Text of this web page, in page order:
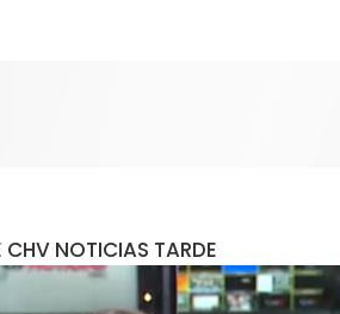
NOTICIAS TARDE